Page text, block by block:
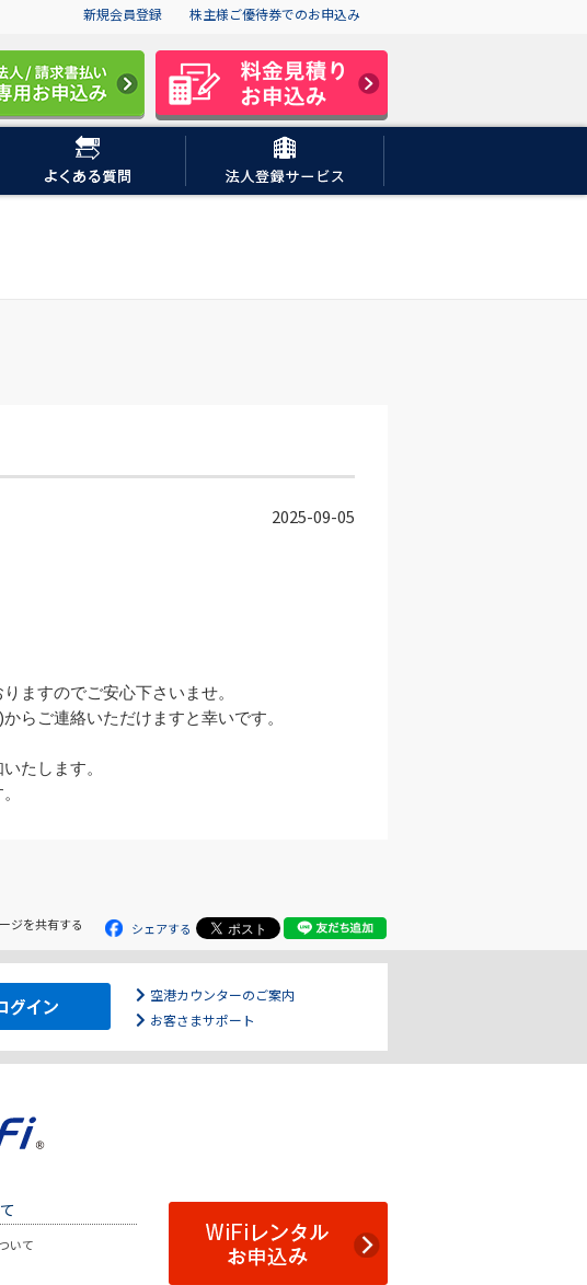
株主様ご優待券でのお申込み
新規会員登録
2025-09-05
ますのでご安心下さいませ。
)からご連絡いただけますと幸いです。
たします。
ジを共有する シェアする
空港カウンターのご案内
お客さまサポート
いて